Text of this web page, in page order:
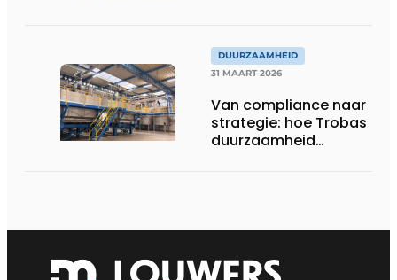
DUURZAAMHEID
31 MAART 2026
Van compliance naar
strategie: hoe Trobas
duurzaamheid